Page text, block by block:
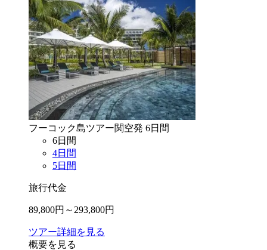
フーコック島ツアー関空発 6日間
6日間
4日間
5日間
旅行代金
89,800円～ 293,800円
ツアー詳細を見る
概要を見る